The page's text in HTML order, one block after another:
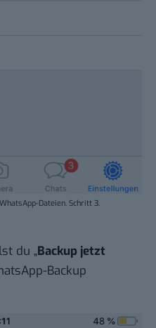
Dateien. Schritt 3.
du „Backup jetzt
Backup